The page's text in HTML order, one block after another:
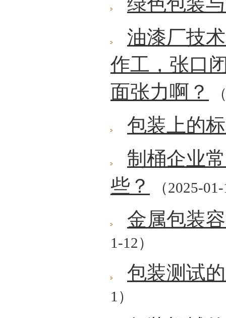
油漆厂技
作工，张口
面张力啊？
包装上的
制桶企业
些？
（2025-
金属包装
1-12）
包装测试
1）